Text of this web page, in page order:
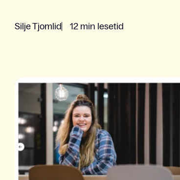
Silje Tjomlid 12 min lesetid